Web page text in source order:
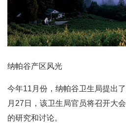
纳帕谷产区风光
今年11月份，纳帕谷卫生局提出
月27日，该卫生局官员将召开大
的研究和讨论。